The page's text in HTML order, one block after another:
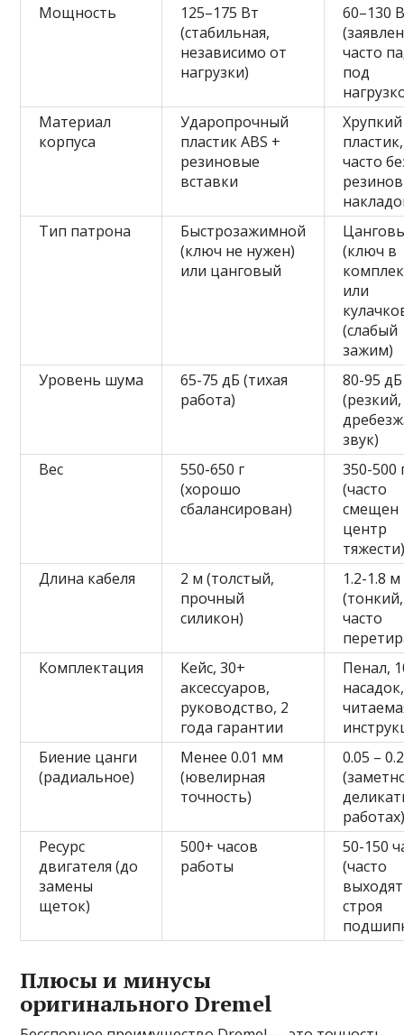
Мощность
125–175 Вт
(стабильная,
независимо от
нагрузки)
60–130
часто
под
Материал
корпуса
Ударопрочный
пластик ABS +
резиновые
вставки
Хрупкий
пластик,
часто
Тип патрона
Быстрозажимной
(ключ не нужен)
или цанговый
(ключ в
или
(слабый
зажим)
Уровень шума
65-75 дБ (тихая
работа)
80-95 дБ
(резкий,
звук)
Вес
550-650 г
(хорошо
сбалансирован)
350-500
(часто
смещен
центр
Длина кабеля
2 м (толстый,
прочный
силикон)
1.2-1.8 м
(тонкий,
часто
Комплектация
Кейс, 30+
аксессуаров,
руководство, 2
года гарантии
Пенал,
Биение цанги
(радиальное)
Менее 0.01 мм
(ювелирная
точность)
0.05 –
Ресурс
двигателя (до
замены
щеток)
500+ часов
работы
50-150
(часто
строя
Плюсы и минусы
оригинального Dremel